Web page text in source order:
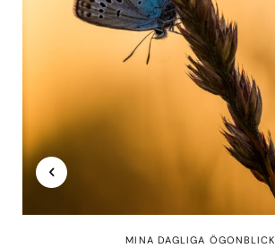
MINA DAGLIGA ÖGONBLICK